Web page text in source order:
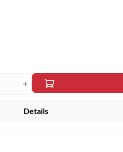
Wert ein oder
Details